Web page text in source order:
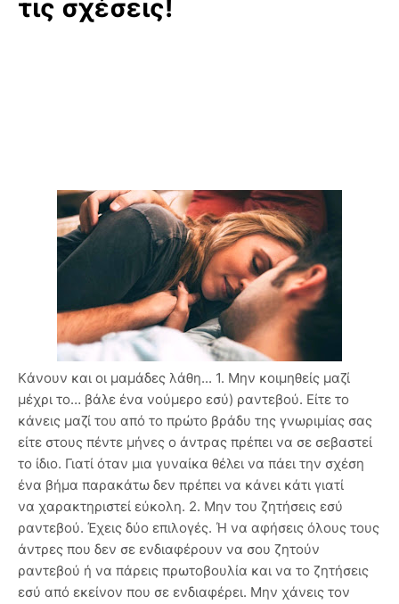
τις σχέσεις!
Kάνουν και οι μαμάδες λάθη... 1. Μην κοιμηθείς μαζί
μέχρι το… βάλε ένα νούμερο εσύ) ραντεβού. Είτε το
κάνεις μαζί του από το πρώτο βράδυ της γνωριμίας σας
είτε στους πέντε μήνες ο άντρας πρέπει να σε σεβαστεί
το ίδιο. Γιατί όταν μια γυναίκα θέλει να πάει την σχέση
ένα βήμα παρακάτω δεν πρέπει να κάνει κάτι γιατί
να χαρακτηριστεί εύκολη. 2. Μην του ζητήσεις εσύ
ραντεβού. Έχεις δύο επιλογές. Ή να αφήσεις όλους τους
άντρες που δεν σε ενδιαφέρουν να σου ζητούν
ραντεβού ή να πάρεις πρωτοβουλία και να το ζητήσεις
εσύ από εκείνον που σε ενδιαφέρει. Μην χάνεις τον